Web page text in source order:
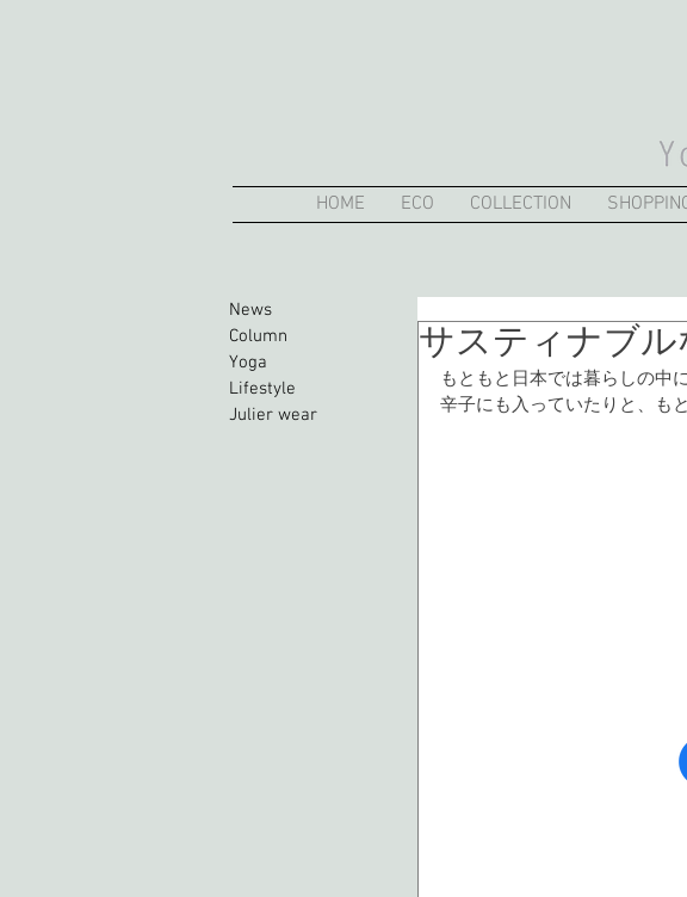
HOME ECO COLLECTION
News
Column
Yoga
Lifestyle
Julier wear
サスティナブ
もともと日本では暮らしの中
辛子にも入っていたりと、も